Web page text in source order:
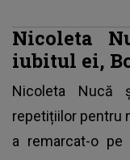
Nicoleta
iubitul ei,
Nicoleta Nucă
repetițiilor pentru
a remarcat-o